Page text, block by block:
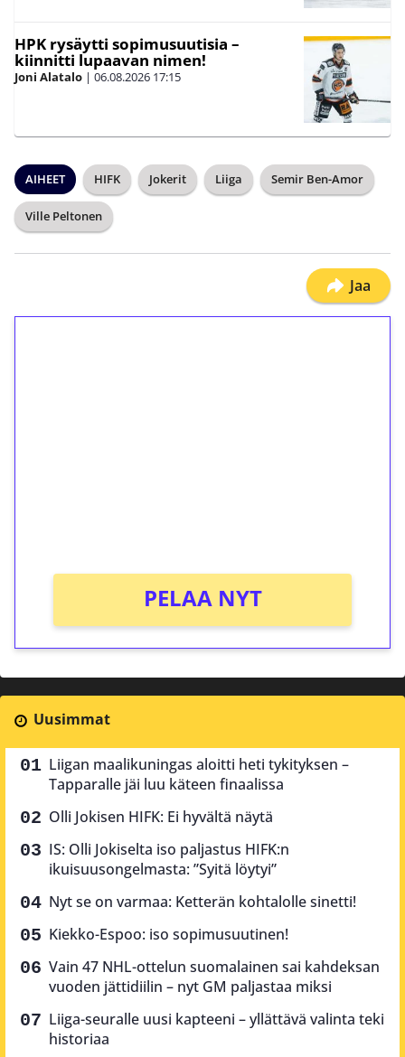
HPK rysäytti sopimusuutisia –
kiinnitti lupaavan nimen!
Joni Alatalo | 06.08.2026 17:15
AIHEET HIFK Jokerit Liiga Semir Ben-Amor
Ville Peltonen
Jaa
PELAA NYT
Uusimmat
Liigan maalikuningas aloitti heti tykityksen –
Tapparalle jäi luu käteen finaalissa
Olli Jokisen HIFK: Ei hyvältä näytä
IS: Olli Jokiselta iso paljastus HIFK:n
ikuisuusongelmasta: ”Syitä löytyi”
Nyt se on varmaa: Ketterän kohtalolle sinetti!
Kiekko-Espoo: iso sopimusuutinen!
Vain 47 NHL-ottelun suomalainen sai kahdeksan
vuoden jättidiilin – nyt GM paljastaa miksi
Liiga-seuralle uusi kapteeni – yllättävä valinta teki
historiaa